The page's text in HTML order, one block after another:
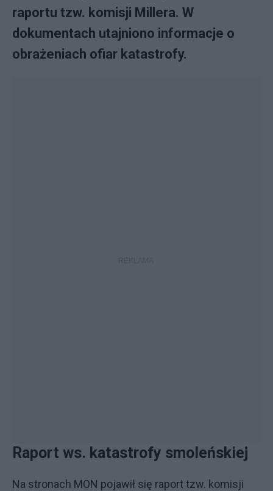
raportu tzw. komisji Millera. W
dokumentach utajniono informacje o
obrażeniach ofiar katastrofy.
Raport ws. katastrofy smoleńskiej
Na stronach MON pojawił się raport tzw. komisji